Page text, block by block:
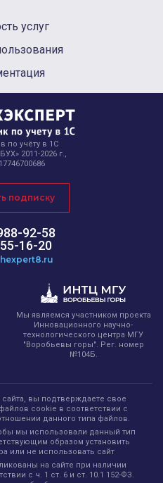
услуг
по учёту в 1С
2011-2026 г.,
92-58
16-20
подписку
Мы являемся участником проекта
Инновационного научно-
технологического центра МГУ
"Воробьевы горы". Рег. номер
№104Б.
вы подтверждаете свое
cookie в соответствии с
данного типа файлов.
мы использовали данный тип
образом установить
или не использовать сайт
на сайте при наличии
с ч. 1 ст. 6 и ст. 10.1 152-ФЗ.